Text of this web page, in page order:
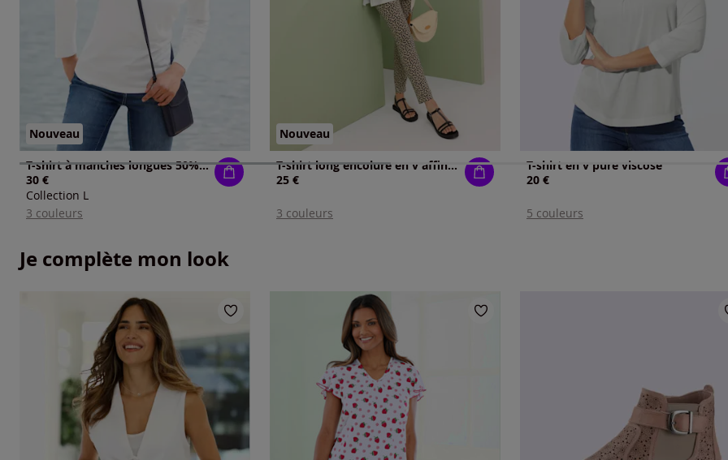
Nouveau
T-shirt à manches longues 50% coton
30 €
Collection L
3 couleurs
Nouveau
T-shirt long encolure en v affinante
25 €
3 couleurs
T-shirt en v pure viscose
20 €
5 couleurs
Je complète mon look